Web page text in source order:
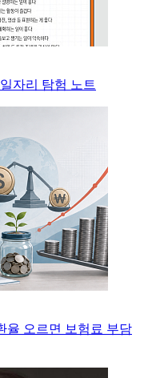
자리 탐험 노트
율 오르면 보험료 부담